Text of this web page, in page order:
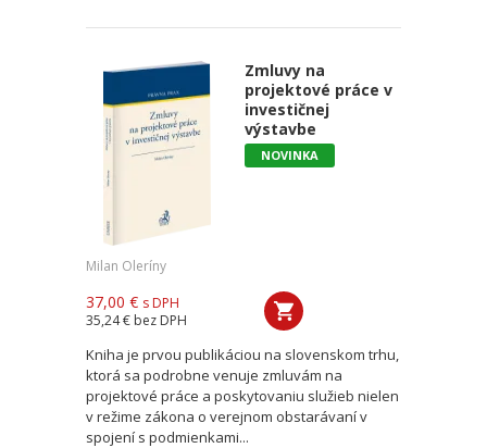
Zmluvy na
projektové práce v
investičnej
výstavbe
NOVINKA
Milan Oleríny
37,00 € s DPH
35,24 € bez DPH
Kniha je prvou publikáciou na slovenskom trhu,
ktorá sa podrobne venuje zmluvám na
projektové práce a poskytovaniu služieb nielen
v režime zákona o verejnom obstarávaní v
spojení s podmienkami...